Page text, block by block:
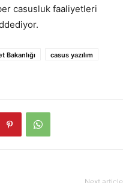
casusluk faaliyetleri
Bakanlığı
casus yazılım